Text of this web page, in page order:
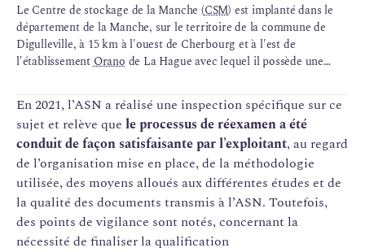
Le Centre de stockage de la Manche (CSM) est implanté dans le
département de la Manche, sur le territoire de la commune de
Digulleville, à 15 km à l'ouest de Cherbourg et à l'est de
l'établissementOrano de La Hague avec lequel il possède une
En 2021, l’ASN a réalisé une inspection spécifique sur ce
sujet et relève que le processus de réexamen a été
conduit de façon satisfaisante par l’exploitant, au regard
de l’organisation mise en place, de la méthodologie
utilisée, des moyens alloués aux différentes études et de
la qualité des documents transmis à l’ASN. Toutefois,
des points de vigilance sont notés, concernant la
nécessité de finaliser la qualification